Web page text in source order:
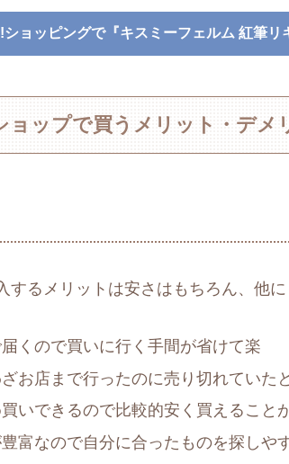
ョッピングで『キスミーフェルム 紅筆
ョップで買うメリット・デメ
するメリットは安さはもちろん、他
くので買いに行く手間が省けて楽
お店まで行ったのに売り切れていた
買いできるので比較的安く買えること
富なので自分に合ったものを探しや